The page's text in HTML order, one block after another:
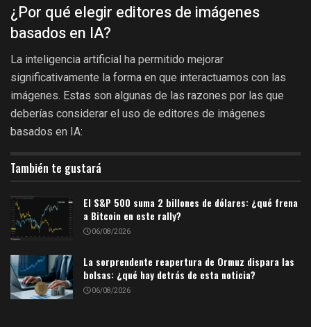
¿Por qué elegir editores de imágenes
basados en IA?
La inteligencia artificial ha permitido mejorar
significativamente la forma en que interactuamos con las
imágenes. Estas son algunas de las razones por las que
deberías considerar el uso de editores de imágenes
basados en IA:
También te gustará
El S&P 500 suma 2 billones de dólares: ¿qué frena
a Bitcoin en este rally?
06/08/2026
La sorprendente reapertura de Ormuz dispara las
bolsas: ¿qué hay detrás de esta noticia?
06/08/2026